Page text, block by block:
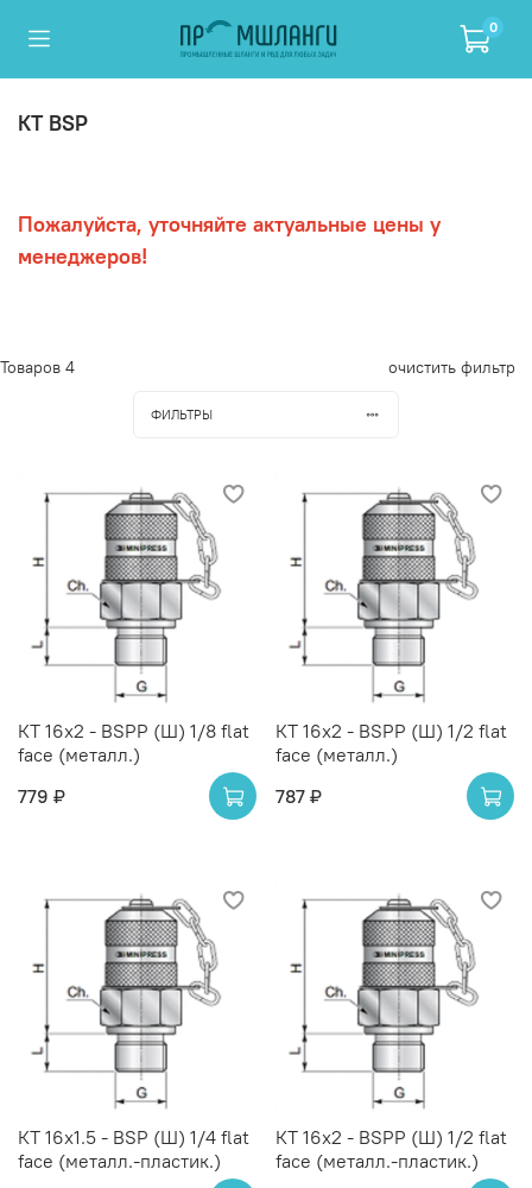
0
КТ BSP
Пожалуйста, уточняйте актуальные цены у
менеджеров!
Товаров 4 очистить фильтр
ФИЛЬТРЫ
КТ 16x2 - BSPP (Ш) 1/8 flat
face (металл.)
779 ₽
КТ 16x2 - BSPP (Ш) 1/2 flat
face (металл.)
787 ₽
КТ 16x1.5 - BSP (Ш) 1/4 flat
face (металл.-пластик.)
КТ 16x2 - BSPP (Ш) 1/2 flat
face (металл.-пластик.)